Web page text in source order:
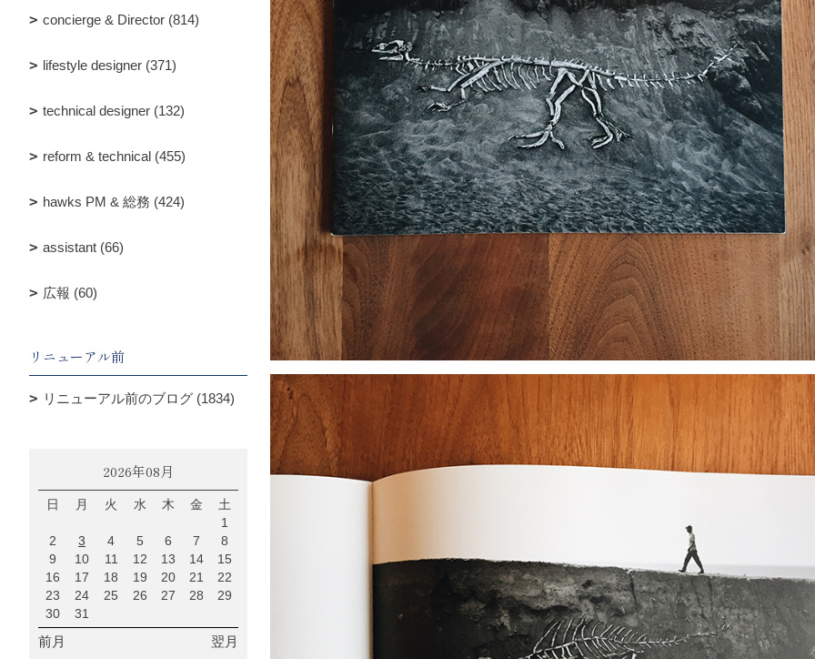
concierge & Director (814)
lifestyle designer (371)
technical designer (132)
reform & technical (455)
hawks PM & 総務 (424)
assistant (66)
広報 (60)
リニューアル前
リニューアル前のブログ (1834)
2026年08月
日 月 火 水 木 金
土
1
2
3 4 5 6 7
8
9
10 11 12 13 14
15
16
17 18 19 20 21
22
23
24 25 26 27 28
29
30
31
前月 翌月